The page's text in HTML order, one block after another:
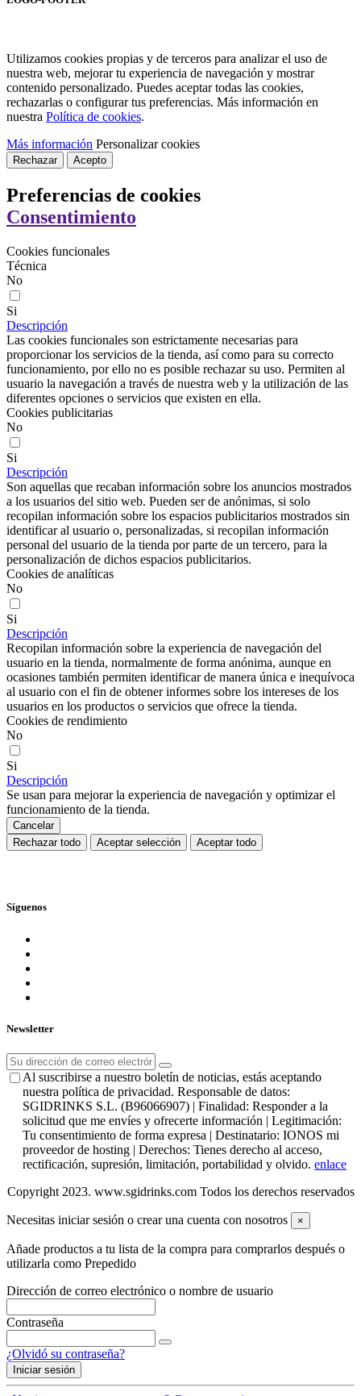
Utilizamos cookies propias y de terceros para analizar el uso de
nuestra web, mejorar tu experiencia de navegación y mostrar
contenido personalizado. Puedes aceptar todas las cookies,
rechazarlas o configurar tus preferencias. Más información en
nuestra Política de cookies.
Más información Personalizar cookies
Rechazar Acepto
Preferencias de cookies
Consentimiento
Cookies funcionales
Técnica
No
Si
Descripción
Las cookies funcionales son estrictamente necesarias para
proporcionar los servicios de la tienda, así como para su correcto
funcionamiento, por ello no es posible rechazar su uso. Permiten al
usuario la navegación a través de nuestra web y la utilización de las
diferentes opciones o servicios que existen en ella.
Cookies publicitarias
No
Si
Descripción
Son aquellas que recaban información sobre los anuncios mostrados
a los usuarios del sitio web. Pueden ser de anónimas, si solo
recopilan información sobre los espacios publicitarios mostrados sin
identificar al usuario o, personalizadas, si recopilan información
personal del usuario de la tienda por parte de un tercero, para la
personalización de dichos espacios publicitarios.
Cookies de analíticas
No
Si
Descripción
Recopilan información sobre la experiencia de navegación del
usuario en la tienda, normalmente de forma anónima, aunque en
ocasiones también permiten identificar de manera única e inequívoca
al usuario con el fin de obtener informes sobre los intereses de los
usuarios en los productos o servicios que ofrece la tienda.
Cookies de rendimiento
No
Si
Descripción
Se usan para mejorar la experiencia de navegación y optimizar el
funcionamiento de la tienda.
Cancelar
Rechazar todo
Aceptar selección Aceptar todo
Síguenos
Newsletter
Al suscribirse a nuestro boletín de noticias, estás aceptando
nuestra política de privacidad. Responsable de datos:
SGIDRINKS S.L. (B96066907) | Finalidad: Responder a la
solicitud que me envíes y ofrecerte información | Legitimación:
Tu consentimiento de forma expresa | Destinatario: IONOS mi
proveedor de hosting | Derechos: Tienes derecho al acceso,
rectificación, supresión, limitación, portabilidad y olvido. enlace
Copyright 2023. www.sgidrinks.com Todos los derechos reservados
Necesitas iniciar sesión o crear una cuenta con nosotros ×
Añade productos a tu lista de la compra para comprarlos después o
utilizarla como Prepedido
Dirección de correo electrónico o nombre de usuario
Contraseña
¿Olvidó su contraseña?
Iniciar sesión